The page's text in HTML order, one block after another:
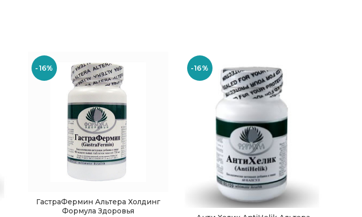
-16%
В КОРЗИНУ
ГастраФермин Альтера Холдинг
Формула Здоровья
-16%